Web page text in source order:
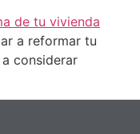
a reformar tu
considerar